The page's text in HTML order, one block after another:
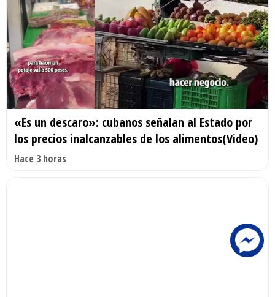
«Es un descaro»: cubanos señalan al Estado por
los precios inalcanzables de los alimentos(Video)
Hace 3 horas